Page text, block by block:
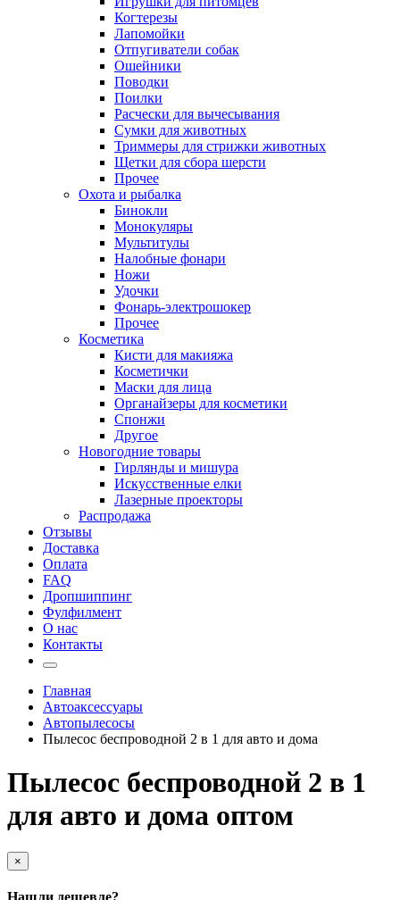
Когтерезы
Лапомойки
Отпугиватели собак
Ошейники
Поводки
Поилки
Расчески для вычесывания
Сумки для животных
Триммеры для стрижки животных
Щетки для сбора шерсти
Прочее
Охота и рыбалка
Бинокли
Монокуляры
Мультитулы
Налобные фонари
Ножи
Удочки
Фонарь-электрошокер
Прочее
Косметика
Кисти для макияжа
Косметички
Маски для лица
Органайзеры для косметики
Спонжи
Другое
Новогодние товары
Гирлянды и мишура
Искусственные елки
Лазерные проекторы
Распродажа
Отзывы
Доставка
Оплата
FAQ
Дропшиппинг
Фулфилмент
О нас
Контакты
Главная
Автоаксессуары
Автопылесосы
Пылесос беспроводной 2 в 1 для авто и дома
Пылесос беспроводной 2 в 1
для авто и дома оптом
×